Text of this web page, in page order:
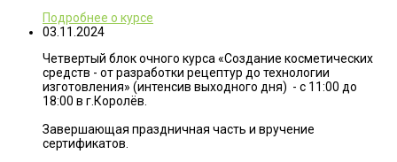
Подробнее о курсе
03.11.2024
Четвертый блок очного курса «Создание косметических
средств - от разработки рецептур до технологии
изготовления» (интенсив выходного дня) - с 11:00 до
18:00 в г.Королёв.
Завершающая праздничная часть и вручение
сертификатов.